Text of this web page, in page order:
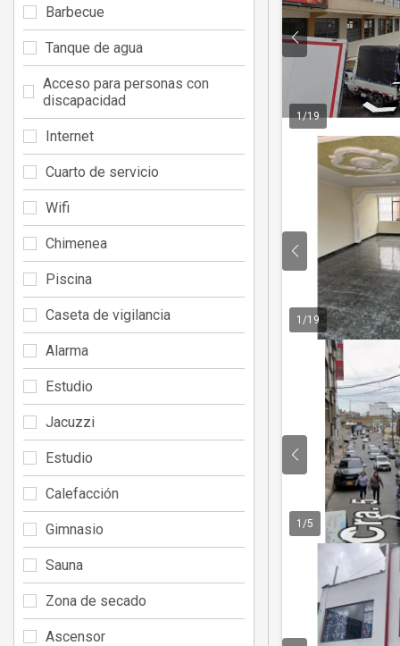
1/19
1 /19
1 /5
Barbecue
Tanque de agua
Acceso para personas con
discapacidad
Internet
Cuarto de servicio
Wifi
Chimenea
Piscina
Caseta de vigilancia
Alarma
Estudio
Jacuzzi
Estudio
Calefacción
Gimnasio
Sauna
Zona de secado
Ascensor